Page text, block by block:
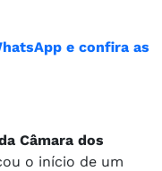
e confira as
Câmara dos
o início de um